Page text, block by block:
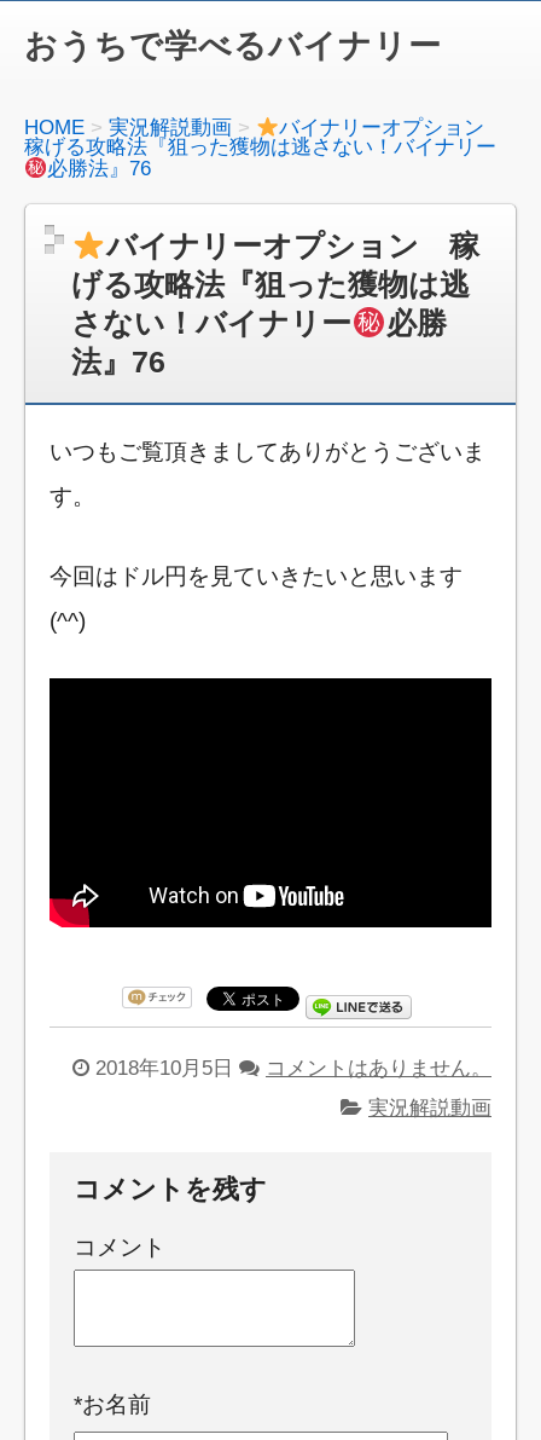
おうちで学べるバイナリー
HOME 実況解説動画
バイナリーオプション
稼げる攻略法『狙った獲物は逃さない！バイナリー
必勝法』76
バイナリーオプション 稼
げる攻略法『狙った獲物は逃
さない！バイナリー
必勝
法』76
いつもご覧頂きましてありがとうございま
す。
今回はドル円を見ていきたいと思います
(^^)
2018年10月5日
コメントはありません。
実況解説動画
コメントを残す
コメント
*お名前